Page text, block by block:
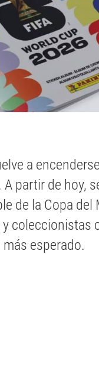
a
partir de hoy,
de la Copa del
coleccionistas
esperado.